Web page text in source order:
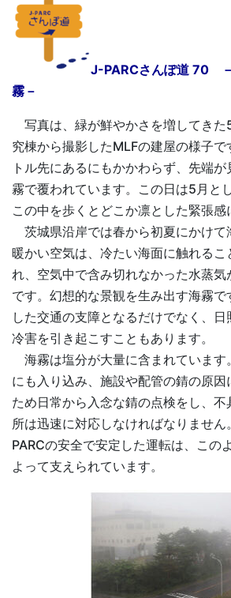
J-PARCさんぽ道 70
霧－
写真は、緑が鮮やかさを増してき
究棟から撮影したMLFの建屋の様子
トル先にあるにもかかわらず、先端
霧で覆われています。この日は5月と
この中を歩くとどこか凛とした緊張感
茨城県沿岸では春から初夏にかけて
暖かい空気は、冷たい海面に触れるこ
れ、空気中で含み切れなかった水蒸
です。幻想的な景観を生み出す海霧で
した交通の支障となるだけでなく、
冷害を引き起こすこともあります。
海霧は塩分が大量に含まれています
にも入り込み、施設や配管の錆の原
ため日常から入念な錆の点検をし、
所は迅速に対応しなければなりませ
PARCの安全で安定した運転は、この
よって支えられています。